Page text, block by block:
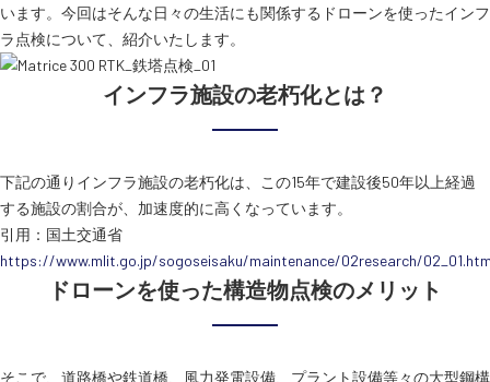
います。今回はそんな日々の生活にも関係するドローンを使ったインフ
ラ点検について、紹介いたします。
インフラ施設の老朽化とは？
下記の通りインフラ施設の老朽化は、この15年で建設後50年以上経過
する施設の割合が、加速度的に高くなっています。
引用：国土交通省
https://www.mlit.go.jp/sogoseisaku/maintenance/02research/
ドローンを使った構造物点検のメリット
そこで、道路橋や鉄道橋、風力発電設備、プラント設備等々の大型鋼構